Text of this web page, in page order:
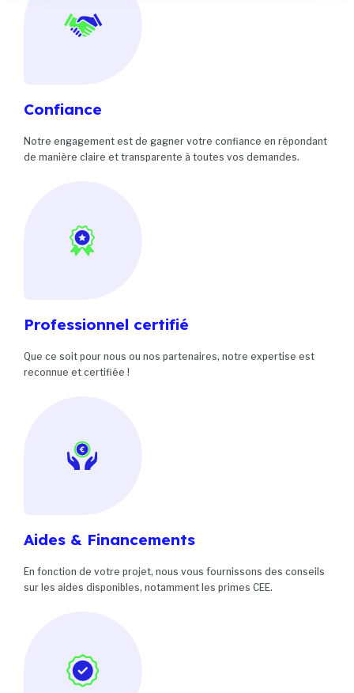
Confiance
Notre engagement est de gagner votre confiance en répondant
de manière claire et transparente à toutes vos demandes.
Professionnel certifié
Que ce soit pour nous ou nos partenaires, notre expertise est
reconnue et certifiée !
Aides & Financements
En fonction de votre projet, nous vous fournissons des conseils
sur les aides disponibles, notamment les primes CEE.